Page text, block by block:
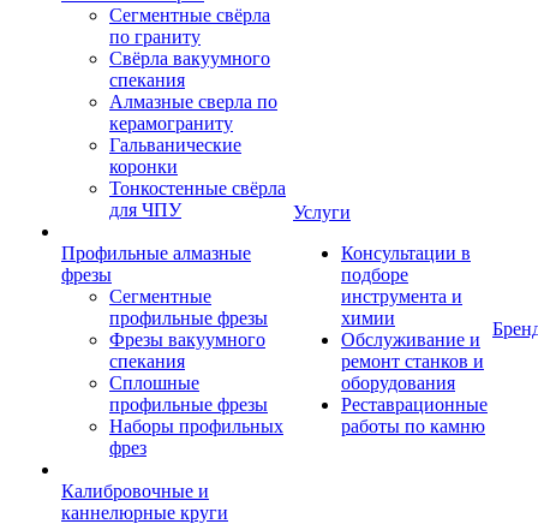
Сегментные свёрла
по граниту
Свёрла вакуумного
спекания
Алмазные сверла по
керамограниту
Гальванические
коронки
Тонкостенные свёрла
для ЧПУ
Профильные алмазные
фрезы
Сегментные
профильные фрезы
Фрезы вакуумного
спекания
Сплошные
профильные фрезы
Наборы профильных
фрез
Калибровочные и
каннелюрные круги
Услуги
Консультации в
подборе
инструмента и
химии
Обслуживание и
ремонт станков и
оборудования
Реставрационные
работы по камню